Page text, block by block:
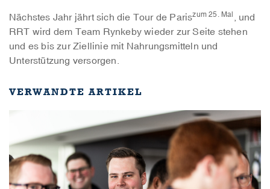
Nächstes Jahr jährt sich die Tour de Pariszum 25. Mal , und
RRT wird dem Team Rynkeby wieder zur Seite stehen
und es bis zur Ziellinie mit Nahrungsmitteln und
Unterstützung versorgen.
VERWANDTE ARTIKEL